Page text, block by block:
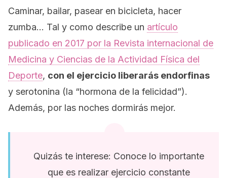
Caminar, bailar, pasear en bicicleta, hacer
zumba… Tal y como describe un artículo
publicado en 2017 por la Revista internacional de
Medicina y Ciencias de la Actividad Física del
Deporte, con el ejercicio liberarás endorfinas
y serotonina (la “hormona de la felicidad”).
Además, por las noches dormirás mejor.
Quizás te interese: Conoce lo importante
que es realizar ejercicio constante